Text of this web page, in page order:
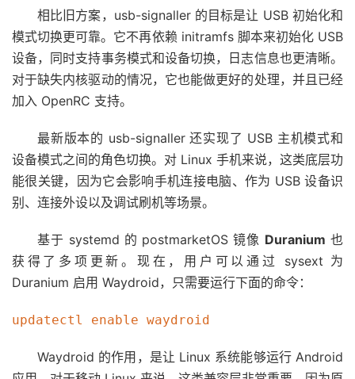
相比旧方案，usb-signaller 的目标是让 USB 初始化和
模式切换更可靠。它不再依赖 initramfs 脚本来初始化 USB
设备，同时支持事务模式和设备切换，日志信息也更清晰。
对于缺失内核驱动的情况，它也能做更好的处理，并且已经
加入 OpenRC 支持。
最新版本的 usb-signaller 还实现了 USB 主机模式和
设备模式之间的角色切换。对 Linux 手机来说，这类底层功
能很关键，因为它会影响手机连接电脑、作为 USB 设备识
别、连接外设以及调试刷机等场景。
基于 systemd 的 postmarketOS 镜像 Duranium 也
获得了多项更新。现在，用户可以通过 sysext 为
Duranium 启用 Waydroid，只需要运行下面的命令：
Waydroid 的作用，是让 Linux 系统能够运行 Android